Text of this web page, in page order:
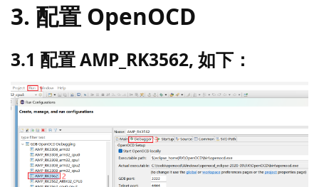
3. 配置 OpenOCD
3.1 配置 AMP_RK3562, 如下：